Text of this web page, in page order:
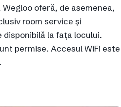
oferă, de asemenea,
room service și
la fața locului.
permise. Accesul WiFi este